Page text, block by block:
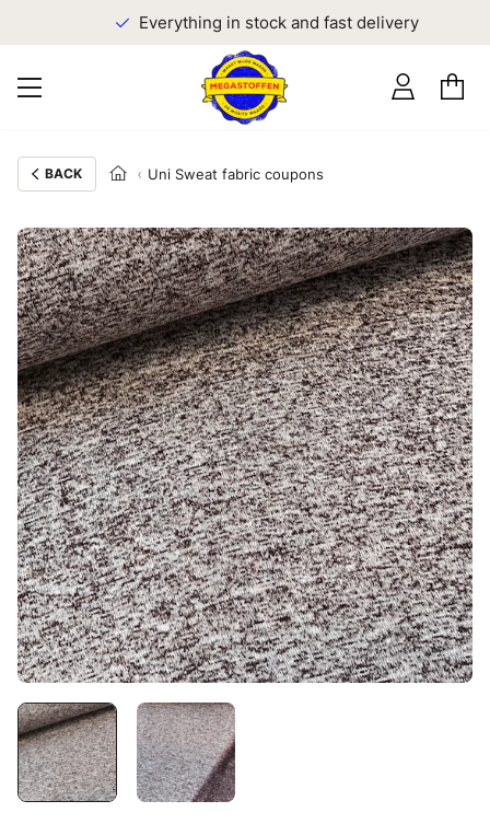
Everything in stock and fast delivery
BACK Uni Sweat fabric coupons